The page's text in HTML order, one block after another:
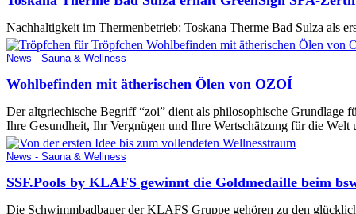
Nachhaltigkeit im Thermenbetrieb: Toskana Therme Bad Sulza als
News - Sauna & Wellness
Wohlbefinden mit ätherischen Ölen von OZOÍ
Der altgriechische Begriff “zoi” dient als philosophische
Ihre Gesundheit, Ihr Vergnügen und Ihre Wertschätzung für die Welt
News - Sauna & Wellness
SSF.Pools by KLAFS gewinnt die Goldmedaille beim
Die Schwimmbadbauer der KLAFS Gruppe gehören zu den